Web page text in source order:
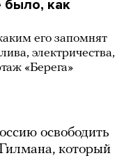
было, как
его запомнят
электричества,
«Берега»
освободить
который